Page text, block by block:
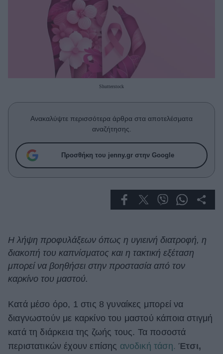
Woman Power
Πρόσωπα
Celebrities
Συνεντεύξεις
True Stories
Ask the Guru
Success Stories
Deco
Cooking
Green
Αφιερώματα
ΒΟΞ
Shutterstock
Ανακαλύψτε περισσότερα άρθρα στα αποτελέσματα
αναζήτησης.
Προσθήκη του jenny.gr στην Google
Η λήψη προφυλάξεων όπως η υγιεινή διατροφή, η
διακοπή του καπνίσματος και η τακτική εξέταση
μπορεί να βοηθήσει στην προστασία από τον
καρκίνο του μαστού.
Κατά μέσο όρο, 1 στις 8 γυναίκες μπορεί να
διαγνωστούν με καρκίνο του μαστού κάποια στιγμή
κατά τη διάρκεια της ζωής τους. Τα ποσοστά
περιστατικών έχουν επίσης ανοδική τάση. Έτσι,